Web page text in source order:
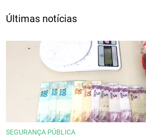
Últimas notícias
SEGURANÇA PÚBLICA